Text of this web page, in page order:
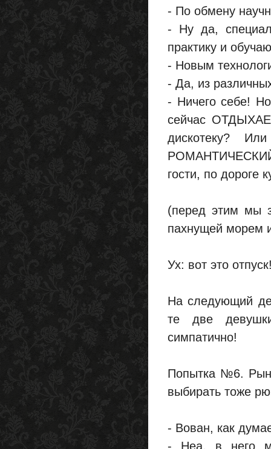
- По обмену
- Ну да,
практику и
- Новым
- Да, из
- Ничего себе!
сейчас
дискотеку?
РОМАНТИЧЕСКИЙ
гости, по дороге
(перед этим мы
пахнущей морем
Ух: вот это
На следующий
те две
симпатично!
Попытка №6.
выбирать тоже
- Вован, как
- Неа, в него